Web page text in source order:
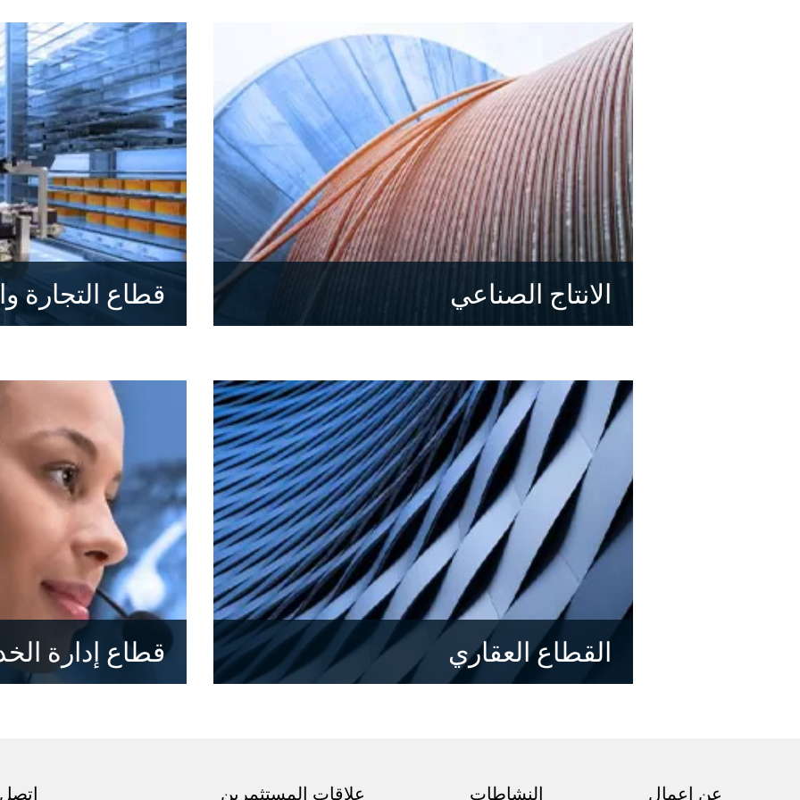
الانتاج الصناعي
اكتشف المزيد
قطاع التجارة
اكتشف المزيد
القطاع العقاري
اكتشف المزيد
قطاع إدارة
اكتشف المزيد
عن اعمال النشاطات علاقات المستثمرين